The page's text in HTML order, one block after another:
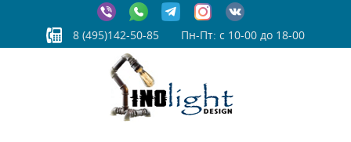
8 (495)142-50-85 Пн-Пт: с 10-00 до 18-00